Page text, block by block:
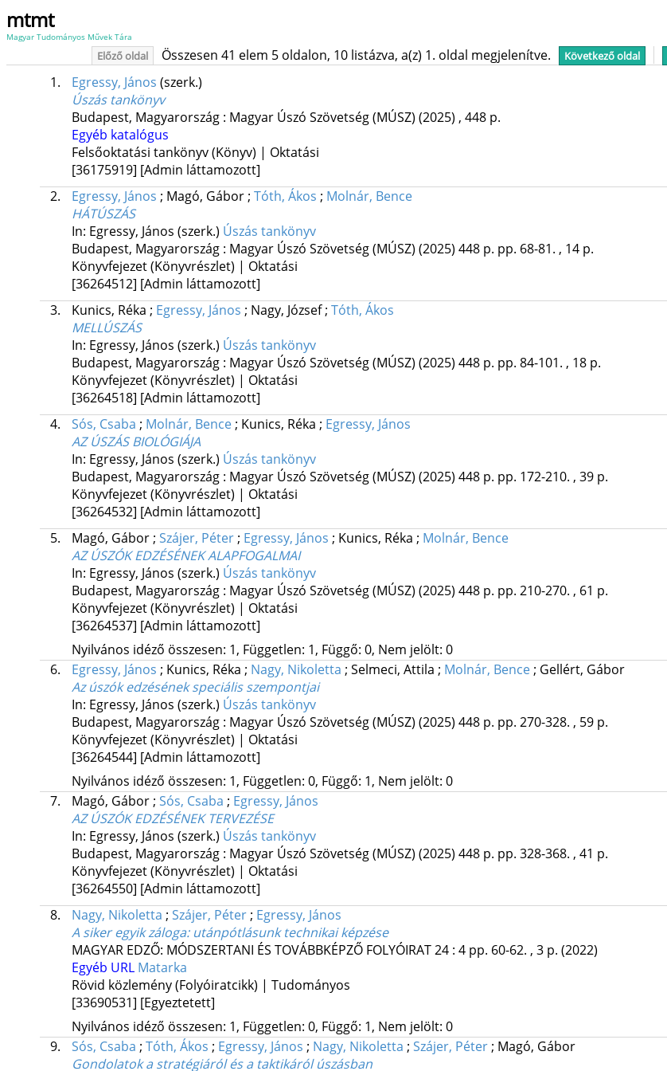
mtmt
Magyar Tudományos Művek Tára
Előző oldal Összesen 41 elem 5 oldalon, 10 listázva, a(z) 1. oldal megjelenítve. Következő oldal
1. Egressy, János (szerk.)
Úszás tankönyv
Budapest, Magyarország : Magyar Úszó Szövetség (MÚSZ) (2025) , 448 p.
Egyéb katalógus
Felsőoktatási tankönyv (Könyv) | Oktatási
[36175919] [Admin láttamozott]
2.
Egressy, János ; Magó, Gábor; Tóth, Ákos ; Molnár, Bence
HÁTÚSZÁS
In: Egressy, János (szerk.) Úszás tankönyv
Budapest, Magyarország : Magyar Úszó Szövetség (MÚSZ) (2025) 448 p. pp. 68-81. , 14 p.
Könyvfejezet (Könyvrészlet) | Oktatási
[36264512] [Admin láttamozott]
3.
Kunics, Réka ; Egressy, János ; Nagy, József; Tóth, Ákos
MELLÚSZÁS
In: Egressy, János (szerk.) Úszás tankönyv
Budapest, Magyarország : Magyar Úszó Szövetség (MÚSZ) (2025) 448 p. pp. 84-101. , 18 p.
Könyvfejezet (Könyvrészlet) | Oktatási
[36264518] [Admin láttamozott]
4.
Sós, Csaba ; Molnár, Bence; Kunics, Réka ; Egressy, János
AZ ÚSZÁS BIOLÓGIÁJA
In: Egressy, János (szerk.) Úszás tankönyv
Budapest, Magyarország : Magyar Úszó Szövetség (MÚSZ) (2025) 448 p. pp. 172-210. , 39 p.
Könyvfejezet (Könyvrészlet) | Oktatási
[36264532] [Admin láttamozott]
5.
Magó, Gábor; Szájer, Péter; Egressy, János ; Kunics, Réka ; Molnár, Bence
AZ ÚSZÓK EDZÉSÉNEK ALAPFOGALMAI
In: Egressy, János (szerk.) Úszás tankönyv
Budapest, Magyarország : Magyar Úszó Szövetség (MÚSZ) (2025) 448 p. pp. 210-270. , 61 p.
Könyvfejezet (Könyvrészlet) | Oktatási
[36264537] [Admin láttamozott]
Nyilvános idéző összesen: 1, Független: 1, Függő: 0, Nem jelölt: 0
6.
Egressy, János ; Kunics, Réka ; Nagy, Nikoletta ; Selmeci, Attila ; Molnár, Bence; Gellért, Gábor
Az úszók edzésének speciális szempontjai
In: Egressy, János (szerk.) Úszás tankönyv
Budapest, Magyarország : Magyar Úszó Szövetség (MÚSZ) (2025) 448 p. pp. 270-328. , 59 p.
Könyvfejezet (Könyvrészlet) | Oktatási
[36264544] [Admin láttamozott]
Nyilvános idéző összesen: 1, Független: 0, Függő: 1, Nem jelölt: 0
7.
Magó, Gábor; Sós, Csaba ; Egressy, János
AZ ÚSZÓK EDZÉSÉNEK TERVEZÉSE
In: Egressy, János (szerk.) Úszás tankönyv
Budapest, Magyarország : Magyar Úszó Szövetség (MÚSZ) (2025) 448 p. pp. 328-368. , 41 p.
Könyvfejezet (Könyvrészlet) | Oktatási
[36264550] [Admin láttamozott]
8.
Nagy, Nikoletta ; Szájer, Péter; Egressy, János
A siker egyik záloga: utánpótlásunk technikai képzése
MAGYAR EDZŐ: MÓDSZERTANI ÉS TOVÁBBKÉPZŐ FOLYÓIRAT24: 4 pp. 60-62. , 3 p. (2022)
Egyéb URL Matarka
Rövid közlemény (Folyóiratcikk) | Tudományos
[33690531] [Egyeztetett]
Nyilvános idéző összesen: 1, Független: 0, Függő: 1, Nem jelölt: 0
9.
Sós, Csaba ; Tóth, Ákos ; Egressy, János ; Nagy, Nikoletta ; Szájer, Péter; Magó, Gábor
Gondolatok a stratégiáról és a taktikáról úszásban